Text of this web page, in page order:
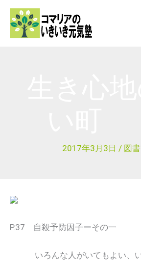
2017年3月3日 / 図
P.37 自殺予防因子ーその一
いろんな人がいてもよい、い